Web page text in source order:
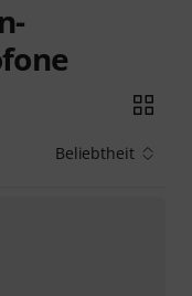
Beliebtheit